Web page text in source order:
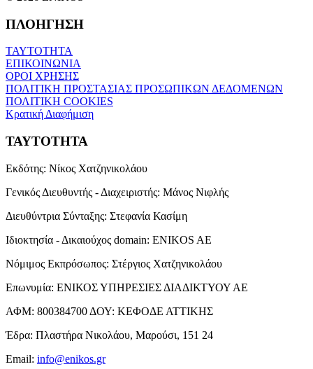
ΠΛΟΗΓΗΣΗ
ΤΑΥΤΟΤΗΤΑ
ΕΠΙΚΟΙΝΩΝΙΑ
ΟΡΟΙ ΧΡΗΣΗΣ
ΠΟΛΙΤΙΚΗ ΠΡΟΣΤΑΣΙΑΣ ΠΡΟΣΩΠΙΚΩΝ ΔΕΔΟΜΕΝΩΝ
ΠΟΛΙΤΙΚΗ COOKIES
Κρατική Διαφήμιση
ΤΑΥΤΟΤΗΤΑ
Εκδότης: Νίκος Χατζηνικολάου
Γενικός Διευθυντής - Διαχειριστής: Μάνος Νιφλής
Διευθύντρια Σύνταξης: Στεφανία Κασίμη
Ιδιοκτησία - Δικαιούχος domain: ENIKOS AE
Νόμιμος Εκπρόσωπος: Στέργιος Χατζηνικολάου
Επωνυμία: ΕΝΙΚΟΣ ΥΠΗΡΕΣΙΕΣ ΔΙΑΔΙΚΤΥΟΥ ΑΕ
ΑΦΜ: 800384700 ΔΟΥ: ΚΕΦΟΔΕ ΑΤΤΙΚΗΣ
Έδρα: Πλαστήρα Νικολάου, Μαρούσι, 151 24
Email: info@enikos.gr